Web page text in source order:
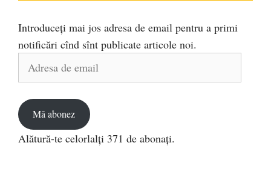
Introduceți mai jos adresa de email pentru a primi
notificări cînd sînt publicate articole noi.
Mă abonez
Alătură-te celorlalți 371 de abonați.